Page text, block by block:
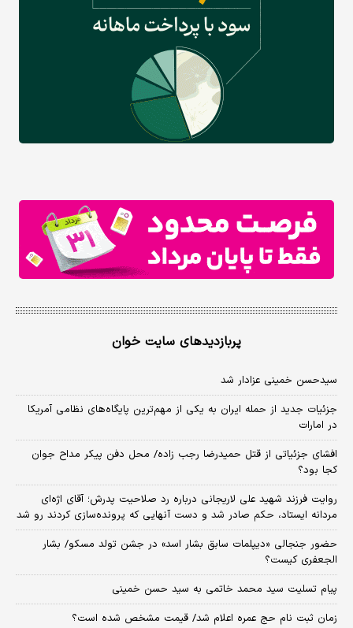
پربازدیدهای سایت خوان
سیدحسن خمینی عزادار شد
جزئیات جدید از حمله ایران به یکی از مهم‌ترین پایگاه‌های نظامی آمریکا
در امارات
افشای جزئیاتی از قتل حمیدرضا رجب زاده/ محل دفن پیکر مداح جوان
کجا بود؟
روایت فرزند شهید علی لاریجانی درباره رد صلاحیت پدرش؛ آقای اژه‌ای
مردانه ایستاد، حکم صادر شد و دست آنهایی که پرونده‌سازی کردند رو شد
حضور جنجالی «دیپلمات سابق بشار اسد» در جشن تولد مسکو/ بشار
الجعفری کیست؟
پیام تسلیت سید محمد خاتمی به سید حسن خمینی
زمان ثبت‌ نام حج عمره اعلام شد/ قیمت مشخص شده است؟